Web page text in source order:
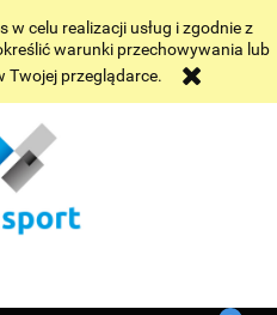
celu realizacji usług i zgodnie z
warunki przechowywania lub
Twojej przeglądarce.
Wybrane realizacje Kontakt